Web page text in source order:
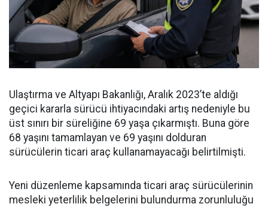
Ulaştırma ve Altyapı Bakanlığı, Aralık 2023’te aldığı
geçici kararla sürücü ihtiyacındaki artış nedeniyle bu
üst sınırı bir süreliğine 69 yaşa çıkarmıştı. Buna göre
68 yaşını tamamlayan ve 69 yaşını dolduran
sürücülerin ticari araç kullanamayacağı belirtilmişti.
Yeni düzenleme kapsamında ticari araç sürücülerinin
mesleki yeterlilik belgelerini bulundurma zorunluluğu